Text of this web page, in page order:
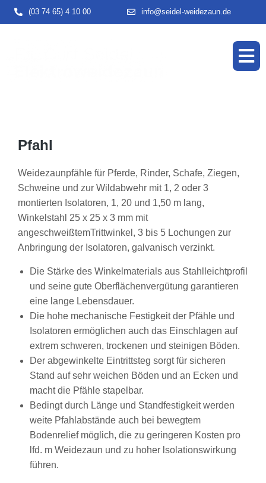
(03 74 65) 4 10 00 info@seidel-weidezaun.de
Pfahl
Weidezaunpfähle für Pferde, Rinder, Schafe, Ziegen,
Schweine und zur Wildabwehr mit 1, 2 oder 3
montierten Isolatoren, 1, 20 und 1,50 m lang,
Winkelstahl 25 x 25 x 3 mm mit
angeschweißtemTrittwinkel, 3 bis 5 Lochungen zur
Anbringung der Isolatoren, galvanisch verzinkt.
Die Stärke des Winkelmaterials aus Stahlleichtprofil
und seine gute Oberflächenvergütung garantieren
eine lange Lebensdauer.
Die hohe mechanische Festigkeit der Pfähle und
Isolatoren ermöglichen auch das Einschlagen auf
extrem schweren, trockenen und steinigen Böden.
Der abgewinkelte Eintrittsteg sorgt für sicheren
Stand auf sehr weichen Böden und an Ecken und
macht die Pfähle stapelbar.
Bedingt durch Länge und Standfestigkeit werden
weite Pfahlabstände auch bei bewegtem
Bodenrelief möglich, die zu geringeren Kosten pro
lfd. m Weidezaun und zu hoher lsolationswirkung
führen.